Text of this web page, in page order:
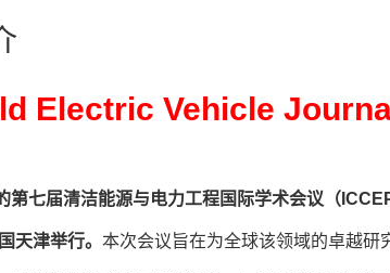
Electric Vehicle
第七届清洁能源与电力工程国际学术会议（
天津举行。 本次会议旨在为全球该领域的卓越研